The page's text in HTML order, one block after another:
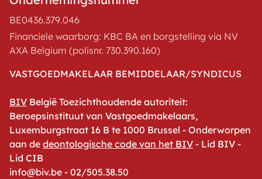
BE0436.379.046
Financiele waarborg: KBC BA en borgstelling via NV
AXA Belgium (polisnr. 730.390.160)
VASTGOEDMAKELAAR BEMIDDELAAR/SYNDICUS
BIV België Toezichthoudende autoriteit:
Beroepsinstituut van Vastgoedmakelaars,
Luxemburgstraat 16 B te 1000 Brussel - Onderworpen
aan de deontologische code van het BIV - Lid BIV -
Lid CIB
info@biv.be - 02/505.38.50